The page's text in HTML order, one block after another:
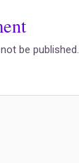
be published.